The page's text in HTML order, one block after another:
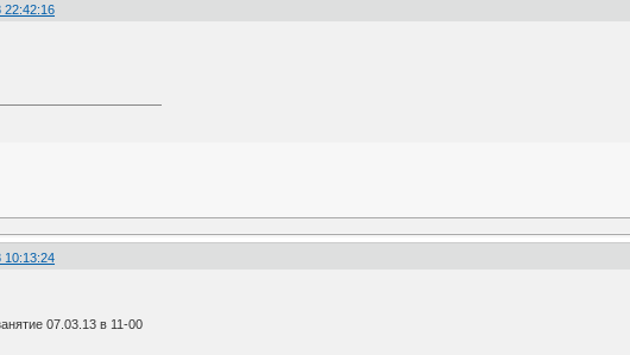
22:42:16
10:13:24
07.03.13 в 11-00